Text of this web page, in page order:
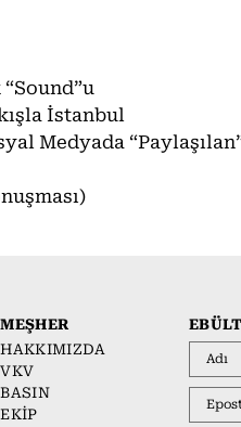
İstanbul
Medyada
MEŞHER
HAKKIMIZDA
VKV
BASIN
EKİP